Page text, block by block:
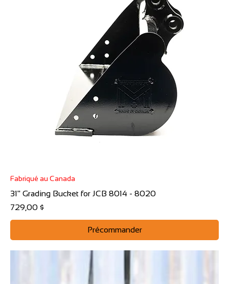
Fabriqué au Canada
31" Grading Bucket for JCB 8014 - 8020
Prix
729,00 $
Précommander